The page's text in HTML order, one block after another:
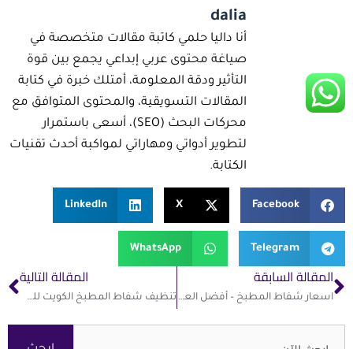
dalia
أنا داليا حلمي كاتبة مقالات متخصصة في
صياغة محتوى عربي إبداعي يجمع بين قوة
التأثير ودقة المعلومة، أمتلك خبرة في كتابة
المقالات التسويقية، والمحتوى المتوافق مع
محركات البحث (SEO)، أسعى باستمرار
لتطوير أدواتي ومهاراتي لمواكبة أحدث تقنيات
الكتابة.
Facebook
X
LinkedIn
Telegram
WhatsApp
Prev
المقالة السابقة
اسعار شفاط المطبخ – أفضل العروض بالكويت | 60058002
المقالة التالية
تنظيف شفاط المطبخ الكويت للحفاظ على الأداء وجودة الهواء